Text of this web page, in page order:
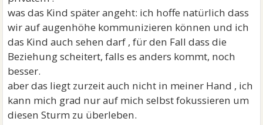
was das Kind später angeht: ich hoffe natürlich dass
wir auf augenhöhe kommunizieren können und ich
das Kind auch sehen darf , für den Fall dass die
Beziehung scheitert, falls es anders kommt, noch
besser.
aber das liegt zurzeit auch nicht in meiner Hand , ich
kann mich grad nur auf mich selbst fokussieren um
diesen Sturm zu überleben.